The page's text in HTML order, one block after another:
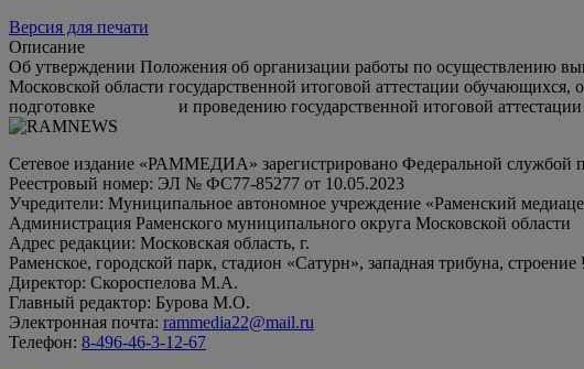
Версия для печати
Описание
Об утверждении Положения об организации работы по осуществлению
Московской области государственной итоговой аттестации
подготовке и проведению государственной итоговой аттестации
Сетевое издание «РАММЕДИА» зарегистрировано Федеральной службой
Реестровый номер: ЭЛ № ФС77-85277 от 10.05.2023
Учредители: Муниципальное автономное учреждение «Раменский
Администрация Раменского муниципального округа Московской области
Адрес редакции: Московская область, г.
Раменское, городской парк, стадион «Сатурн», западная трибуна, строение
Директор: Скороспелова М.А.
Главный редактор: Бурова М.О.
Электронная почта: rammedia22@mail.ru
Телефон: 8-496-46-3-12-67